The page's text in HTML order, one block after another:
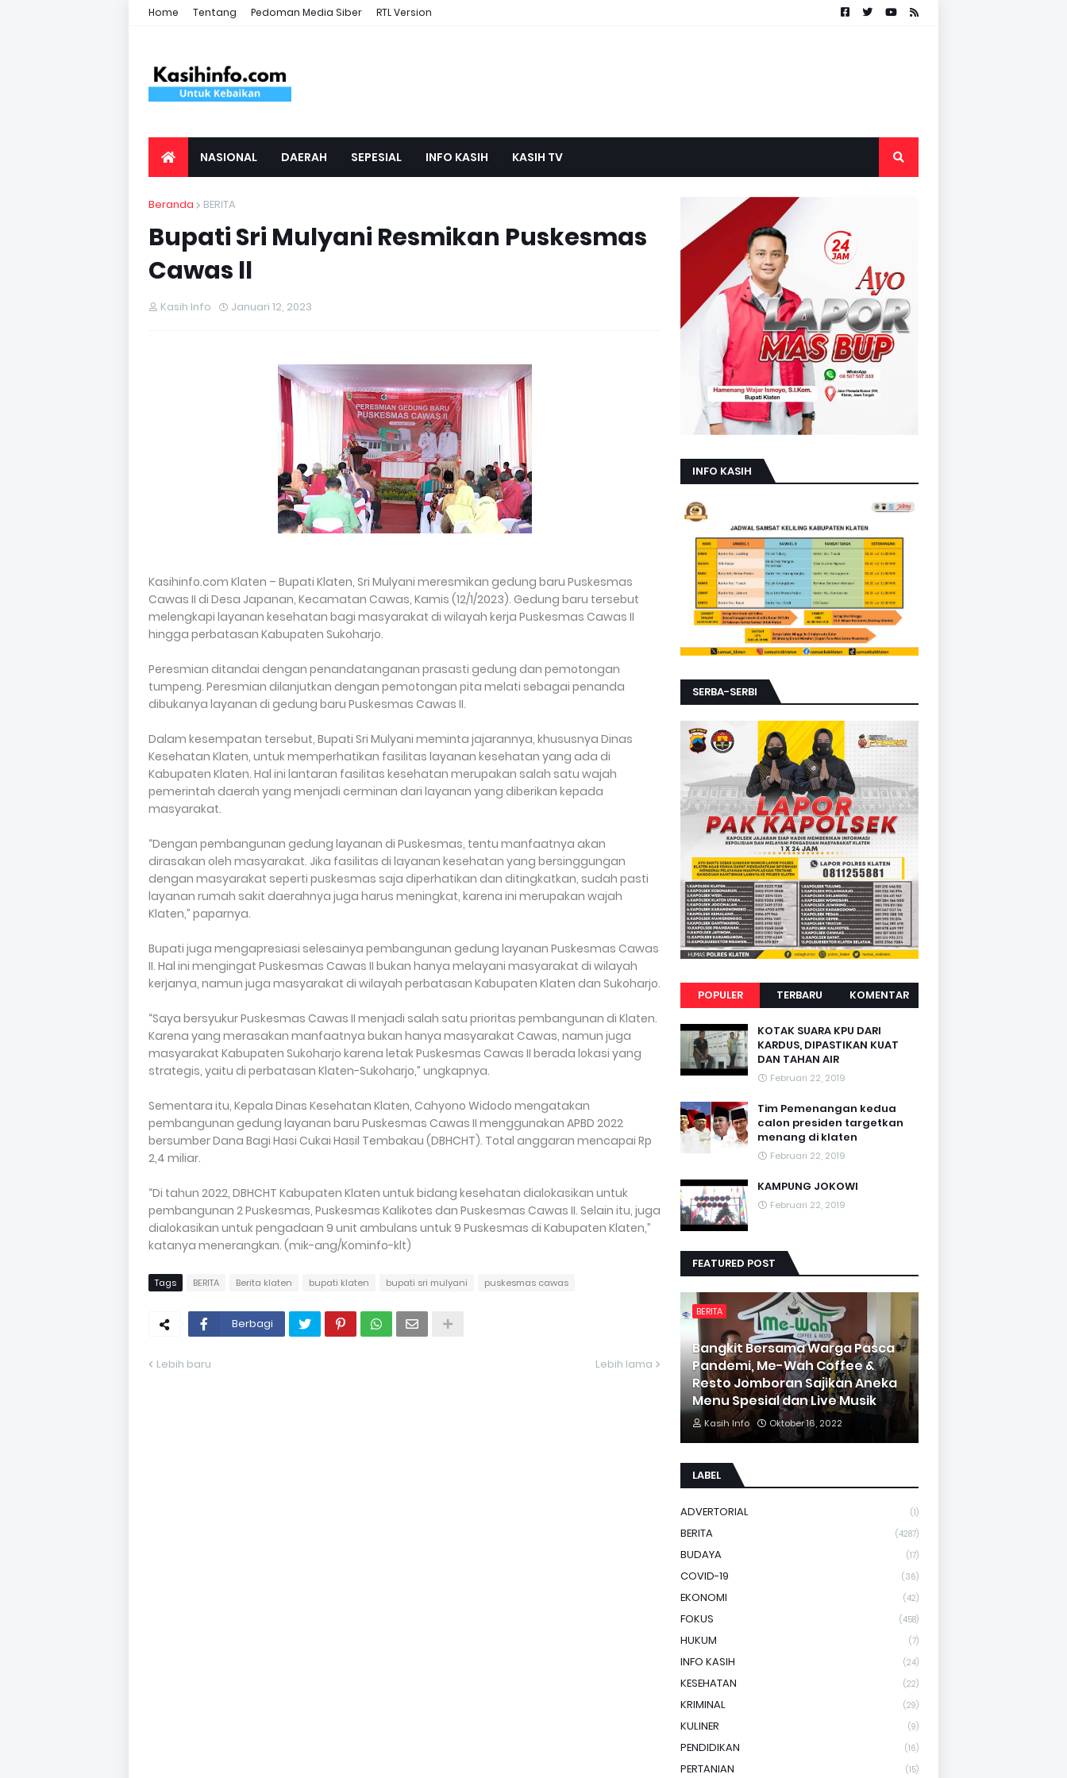
Home Tentang Pedoman Media Siber RTL Version
NASIONAL DAERAH SEPESIAL INFO KASIH KASIH TV
Beranda BERITA
Bupati Sri Mulyani Resmikan Puskesmas
Cawas ll
Kasih Info Januari 12, 2023
Kasihinfo.com Klaten – Bupati Klaten, Sri Mulyani meresmikan gedung baru Puskesmas
Cawas II di Desa Japanan, Kecamatan Cawas, Kamis (12/1/2023). Gedung baru tersebut
melengkapi layanan kesehatan bagi masyarakat di wilayah kerja Puskesmas Cawas II
hingga perbatasan Kabupaten Sukoharjo.
Peresmian ditandai dengan penandatanganan prasasti gedung dan pemotongan
tumpeng. Peresmian dilanjutkan dengan pemotongan pita melati sebagai penanda
dibukanya layanan di gedung baru Puskesmas Cawas II.
Dalam kesempatan tersebut, Bupati Sri Mulyani meminta jajarannya, khususnya Dinas
Kesehatan Klaten, untuk memperhatikan fasilitas layanan kesehatan yang ada di
Kabupaten Klaten. Hal ini lantaran fasilitas kesehatan merupakan salah satu wajah
pemerintah daerah yang menjadi cerminan dari layanan yang diberikan kepada
masyarakat.
“Dengan pembangunan gedung layanan di Puskesmas, tentu manfaatnya akan
dirasakan oleh masyarakat. Jika fasilitas di layanan kesehatan yang bersinggungan
dengan masyarakat seperti puskesmas saja diperhatikan dan ditingkatkan, sudah pasti
layanan rumah sakit daerahnya juga harus meningkat, karena ini merupakan wajah
Klaten,” paparnya.
Bupati juga mengapresiasi selesainya pembangunan gedung layanan Puskesmas Cawas
II. Hal ini mengingat Puskesmas Cawas II bukan hanya melayani masyarakat di wilayah
kerjanya, namun juga masyarakat di wilayah perbatasan Kabupaten Klaten dan Sukoharjo.
“Saya bersyukur Puskesmas Cawas II menjadi salah satu prioritas pembangunan di Klaten.
Karena yang merasakan manfaatnya bukan hanya masyarakat Cawas, namun juga
masyarakat Kabupaten Sukoharjo karena letak Puskesmas Cawas II berada lokasi yang
strategis, yaitu di perbatasan Klaten-Sukoharjo,” ungkapnya.
Sementara itu, Kepala Dinas Kesehatan Klaten, Cahyono Widodo mengatakan
pembangunan gedung layanan baru Puskesmas Cawas II menggunakan APBD 2022
bersumber Dana Bagi Hasi Cukai Hasil Tembakau (DBHCHT). Total anggaran mencapai Rp
2,4 miliar.
“Di tahun 2022, DBHCHT Kabupaten Klaten untuk bidang kesehatan dialokasikan untuk
pembangunan 2 Puskesmas, Puskesmas Kalikotes dan Puskesmas Cawas II. Selain itu, juga
dialokasikan untuk pengadaan 9 unit ambulans untuk 9 Puskesmas di Kabupaten Klaten,”
katanya menerangkan. (mik-ang/Kominfo-klt)
Tags BERITA Berita klaten bupati klaten bupati sri mulyani puskesmas cawas
Berbagi
Lebih baru Lebih lama
INFO KASIH
SERBA-SERBI
POPULER TERBARU KOMENTAR
KOTAK SUARA KPU DARI
KARDUS, DIPASTIKAN KUAT
DAN TAHAN AIR
Februari 22, 2019
Tim Pemenangan kedua
calon presiden targetkan
menang di klaten
Februari 22, 2019
KAMPUNG JOKOWI
Februari 22, 2019
FEATURED POST
BERITA
Bangkit Bersama Warga Pasca
Pandemi, Me-Wah Coffee &
Resto Jomboran Sajikan Aneka
Menu Spesial dan Live Musik
Kasih Info Oktober 16, 2022
LABEL
ADVERTORIAL (1)
BERITA (4287)
BUDAYA (17)
COVID-19 (36)
EKONOMI (42)
FOKUS (458)
HUKUM (7)
INFO KASIH (24)
KESEHATAN (22)
KRIMINAL (29)
KULINER (9)
PENDIDIKAN (16)
PERTANIAN (15)